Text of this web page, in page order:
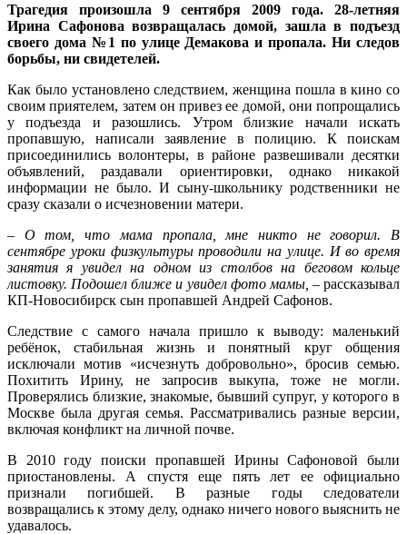
Трагедия произошла 9 сентября 2009 года. 28-летняя
Ирина Сафонова возвращалась домой, зашла в подъезд
своего дома №1 по улице Демакова и пропала. Ни следов
борьбы, ни свидетелей.
Как было установлено следствием, женщина пошла в кино со
своим приятелем, затем он привез ее домой, они попрощались
у подъезда и разошлись. Утром близкие начали искать
пропавшую, написали заявление в полицию. К поискам
присоединились волонтеры, в районе развешивали десятки
объявлений, раздавали ориентировки, однако никакой
информации не было. И сыну-школьнику родственники не
сразу сказали о исчезновении матери.
– О том, что мама пропала, мне никто не говорил. В
сентябре уроки физкультуры проводили на улице. И во время
занятия я увидел на одном из столбов на беговом кольце
листовку. Подошел ближе и увидел фото мамы, – рассказывал
КП-Новосибирск сын пропавшей Андрей Сафонов.
Следствие с самого начала пришло к выводу: маленький
ребёнок, стабильная жизнь и понятный круг общения
исключали мотив «исчезнуть добровольно», бросив семью.
Похитить Ирину, не запросив выкупа, тоже не могли.
Проверялись близкие, знакомые, бывший супруг, у которого в
Москве была другая семья. Рассматривались разные версии,
включая конфликт на личной почве.
В 2010 году поиски пропавшей Ирины Сафоновой были
приостановлены. А спустя еще пять лет ее официально
признали погибшей. В разные годы следователи
возвращались к этому делу, однако ничего нового выяснить не
удавалось.